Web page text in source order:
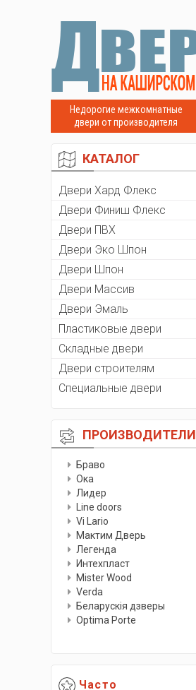
Недорогие межкомнатные
двери от производителя
КАТАЛОГ
Двери Хард Флекс
Двери Финиш Флекс
Двери ПВХ
Двери Эко Шпон
Двери Шпон
Двери Массив
Двери Эмаль
Пластиковые двери
Складные двери
Двери строителям
Специальные двери
ПРОИЗВОДИТЕЛИ
Браво
Ока
Лидер
Line doors
Vi Lario
Мактим Дверь
Легенда
Интехпласт
Мister Wood
Verda
Беларускiя дзверы
Optima Porte
Часто